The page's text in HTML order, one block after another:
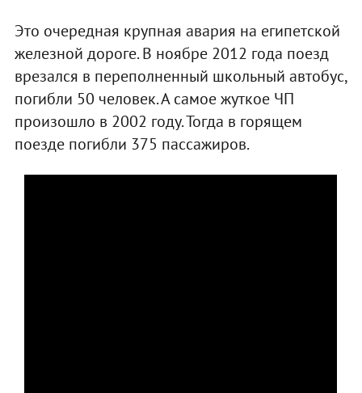
Это очередная крупная авария на египетской
железной дороге. В ноябре 2012 года поезд
врезался в переполненный школьный автобус,
погибли 50 человек. А самое жуткое ЧП
произошло в 2002 году. Тогда в горящем
поезде погибли 375 пассажиров.